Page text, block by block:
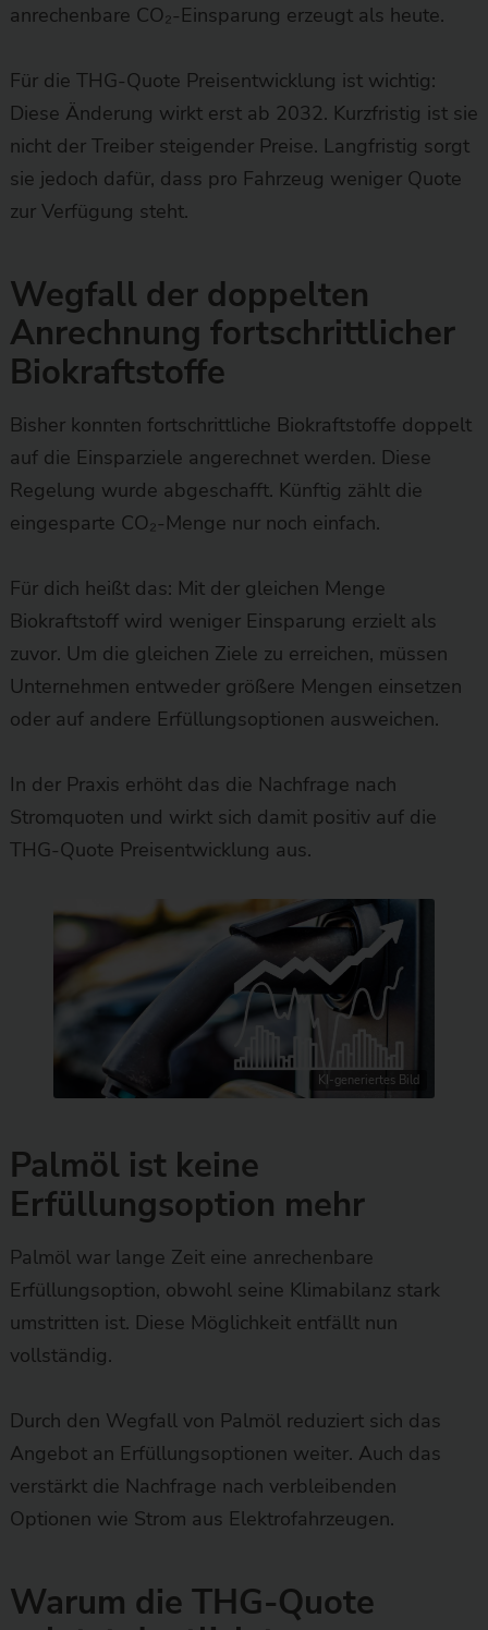
anrechenbare CO₂-Einsparung erzeugt als heute.
Für die THG-Quote Preisentwicklung ist wichtig:
Diese Änderung wirkt erst ab 2032. Kurzfristig ist sie
nicht der Treiber steigender Preise. Langfristig sorgt
sie jedoch dafür, dass pro Fahrzeug weniger Quote
zur Verfügung steht.
Wegfall der doppelten
Anrechnung fortschrittlicher
Biokraftstoffe
Bisher konnten fortschrittliche Biokraftstoffe doppelt
auf die Einsparziele angerechnet werden. Diese
Regelung wurde abgeschafft. Künftig zählt die
eingesparte CO₂-Menge nur noch einfach.
Für dich heißt das: Mit der gleichen Menge
Biokraftstoff wird weniger Einsparung erzielt als
zuvor. Um die gleichen Ziele zu erreichen, müssen
Unternehmen entweder größere Mengen einsetzen
oder auf andere Erfüllungsoptionen ausweichen.
In der Praxis erhöht das die Nachfrage nach
Stromquoten und wirkt sich damit positiv auf die
THG-Quote Preisentwicklung aus.
KI-generiertes Bild
Palmöl ist keine
Erfüllungsoption mehr
Palmöl war lange Zeit eine anrechenbare
Erfüllungsoption, obwohl seine Klimabilanz stark
umstritten ist. Diese Möglichkeit entfällt nun
vollständig.
Durch den Wegfall von Palmöl reduziert sich das
Angebot an Erfüllungsoptionen weiter. Auch das
verstärkt die Nachfrage nach verbleibenden
Optionen wie Strom aus Elektrofahrzeugen.
Warum die THG-Quote